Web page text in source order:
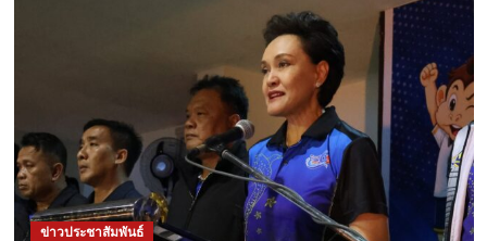
ข่าวประชาสัมพันธ์